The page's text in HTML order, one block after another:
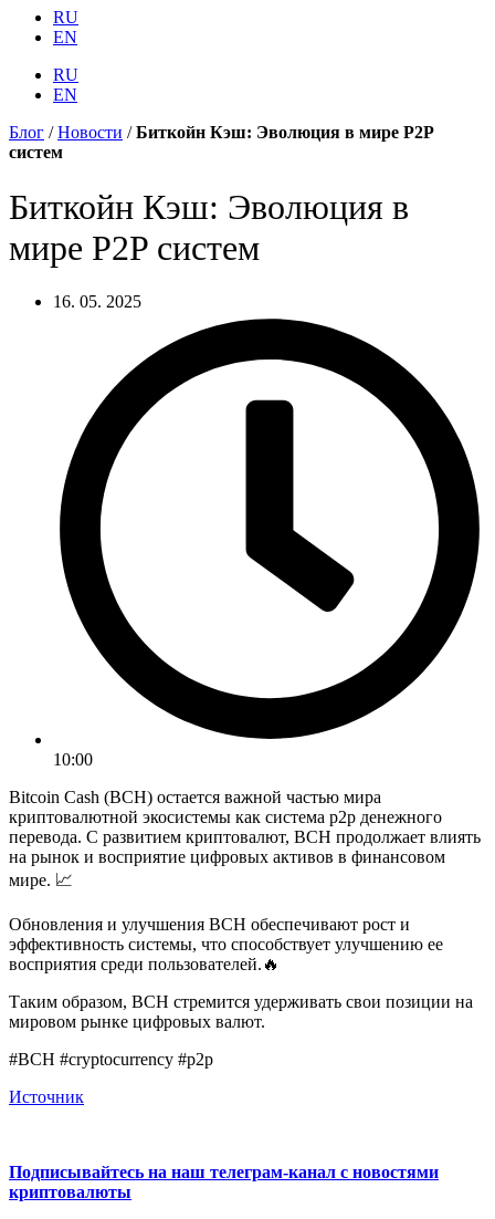
RU
EN
RU
EN
Блог /Новости /Биткойн Кэш: Эволюция в мире P2P
систем
Биткойн Кэш: Эволюция в
мире P2P систем
16. 05. 2025
10:00
Bitcoin Cash (BCH) остается важной частью мира
криптовалютной экосистемы как система p2p денежного
перевода. С развитием криптовалют, BCH продолжает влиять
на рынок и восприятие цифровых активов в финансовом
мире. 📈
Обновления и улучшения BCH обеспечивают рост и
эффективность системы, что способствует улучшению ее
восприятия среди пользователей.🔥
Таким образом, BCH стремится удерживать свои позиции на
мировом рынке цифровых валют.
#BCH #cryptocurrency #p2p
Источник
Подписывайтесь на наш телеграм-канал с новостями
криптовалюты